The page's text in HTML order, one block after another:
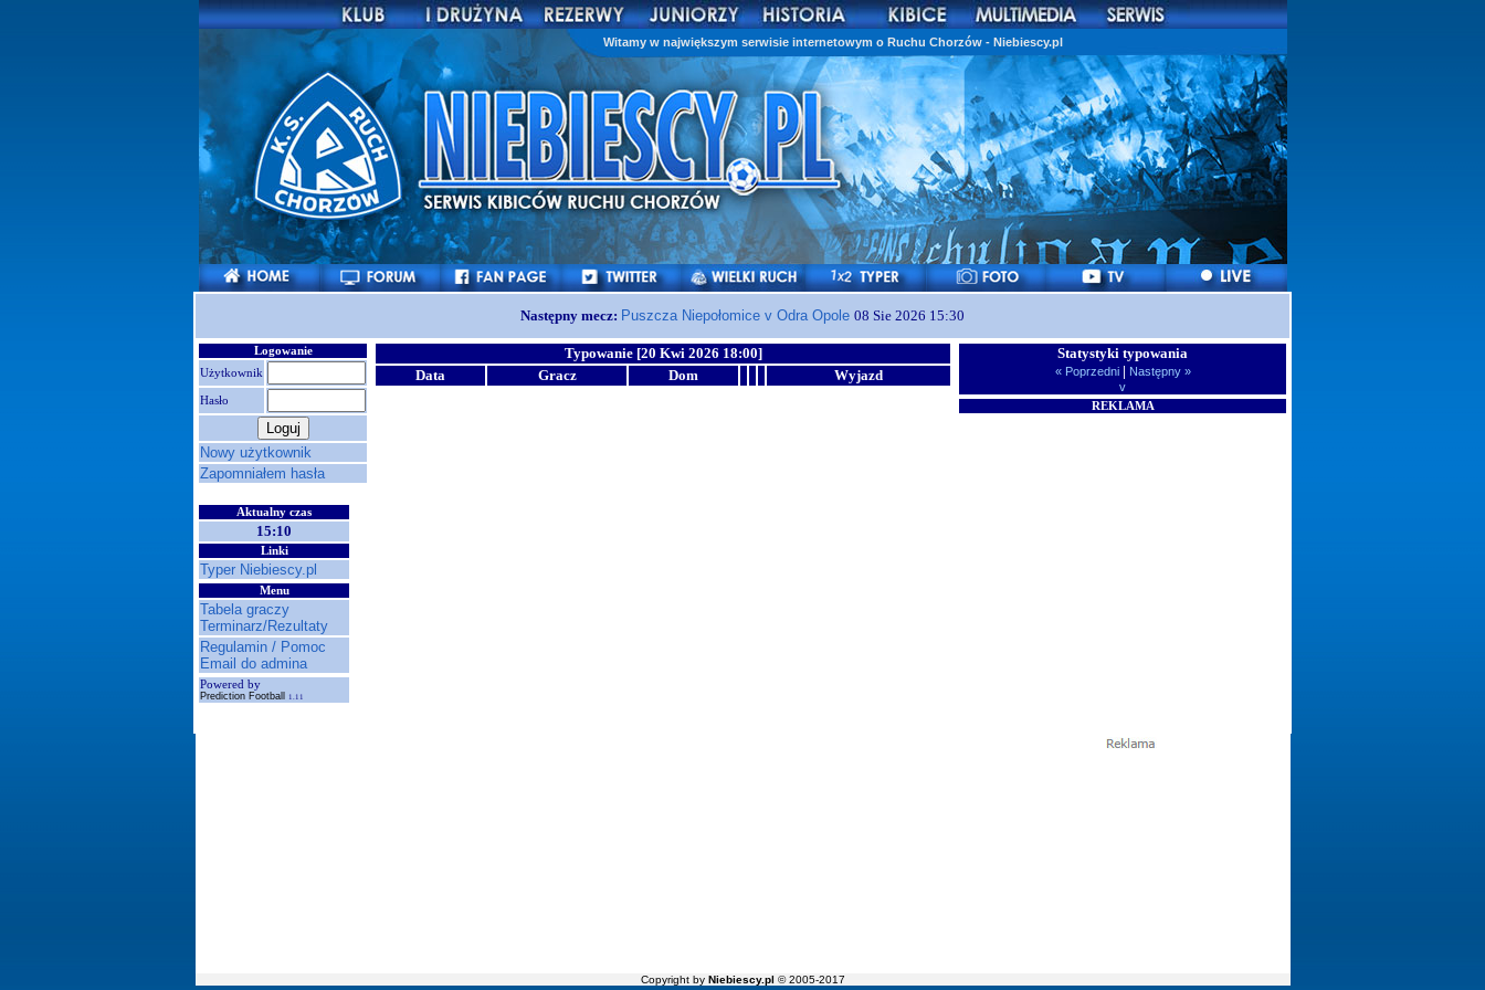
Witamy w największym serwisie internetowym o Ruchu Chorzów - Niebiescy.pl
Następny mecz: Puszcza Niepołomice v Odra Opole 08 Sie 2026 15:30
Logowanie
Użytkownik
Hasło
Nowy użytkownik
Zapomniałem hasła
Aktualny czas
15:10
Linki
Typer Niebiescy.pl
Menu
Tabela graczy
Terminarz/Rezultaty
Regulamin / Pomoc
Email do admina
Powered by
Prediction Football 1.11
Typowanie [20 Kwi 2026 18:00]
Data
Gracz Dom Wyjazd
Statystyki typowania
« Poprzedni | Następny »
v
REKLAMA
Copyright by Niebiescy.pl © 2005-2017